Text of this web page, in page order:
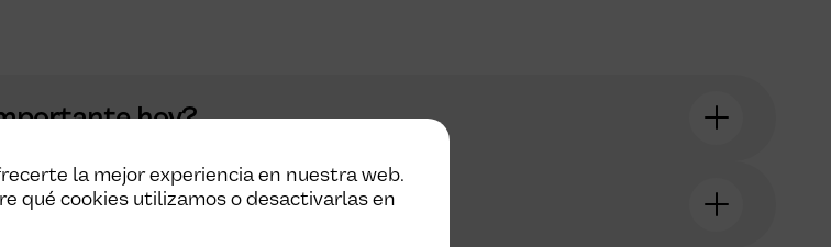
hoy?
la mejor experiencia en nuestra web.
qué cookies utilizamos o desactivarlas en